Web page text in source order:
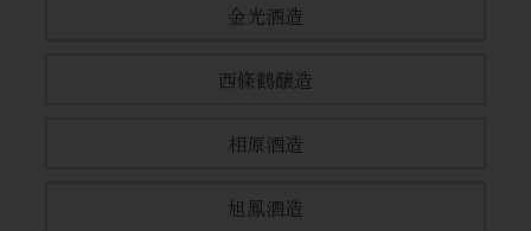
金光酒造
西條鶴醸造
相原酒造
旭鳳酒造